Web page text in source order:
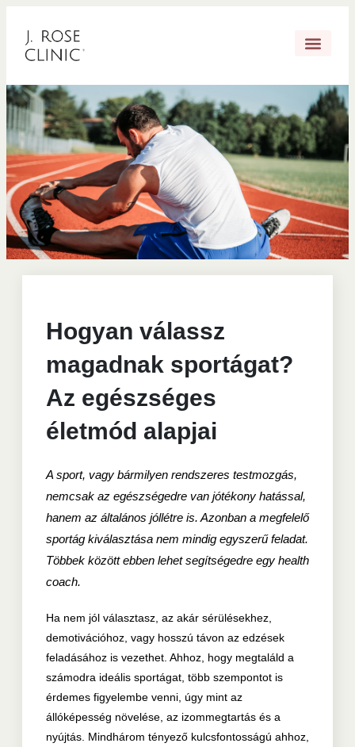
Hogyan válassz
magadnak sportágat?
Az egészséges
életmód alapjai
A sport, vagy bármilyen rendszeres testmozgás,
nemcsak az egészségedre van jótékony hatással,
hanem az általános jóllétre is. Azonban a megfelelő
sportág kiválasztása nem mindig egyszerű feladat.
Többek között ebben lehet segítségedre egy health
coach.
Ha nem jól választasz, az akár sérülésekhez,
demotivációhoz, vagy hosszú távon az edzések
feladásához is vezethet. Ahhoz, hogy megtaláld a
számodra ideális sportágat, több szempontot is
érdemes figyelembe venni, úgy mint az
állóképesség növelése, az izommegtartás és a
nyújtás. Mindhárom tényező kulcsfontosságú ahhoz,